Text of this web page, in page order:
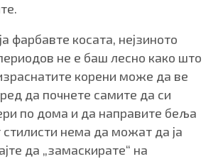
фарбавте косата, нејзиното
не е баш лесно како што
корени може да ве
да почнете самите да си
по дома и да направите беља
нема да можат да ја
да „замаскирате“ на